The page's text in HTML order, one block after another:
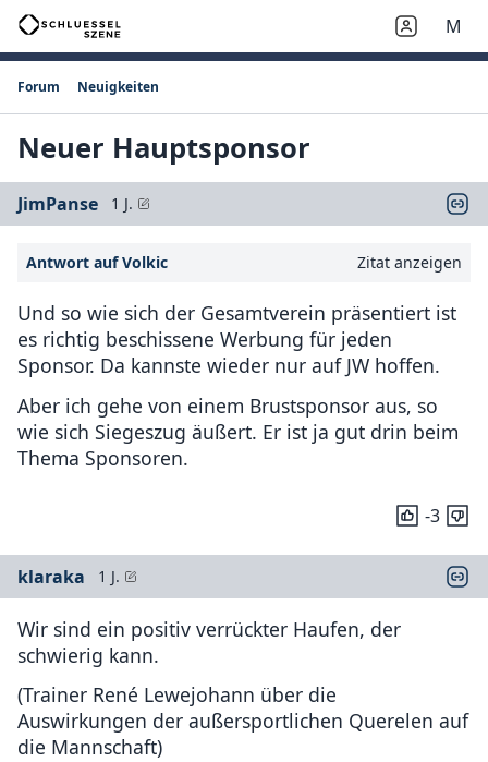
M
Forum Neuigkeiten
Neuer Hauptsponsor
JimPanse 1 J.
Antwort auf Volkic Zitat anzeigen
Und so wie sich der Gesamtverein präsentiert ist
es richtig beschissene Werbung für jeden
Sponsor. Da kannste wieder nur auf JW hoffen.
Aber ich gehe von einem Brustsponsor aus, so
wie sich Siegeszug äußert. Er ist ja gut drin beim
Thema Sponsoren.
-3
klaraka 1 J.
Wir sind ein positiv verrückter Haufen, der
schwierig kann.
(Trainer René Lewejohann über die
Auswirkungen der außersportlichen Querelen auf
die Mannschaft)